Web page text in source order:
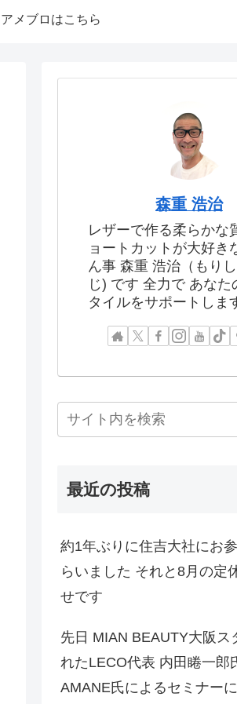
アメブロはこちら
森重 浩治
レザーで作る柔らかな
ョートカットが大好き
ん事 森重 浩治（もり
じ) です 全力で あなた
タイルをサポートしま
最近の投稿
約1年ぶりに住吉大社にお
らいました それと8月の定
せです
先日 MIAN BEAUTY大阪ス
れたLECO代表 内田睠一郎
AMANE氏によるセミナー